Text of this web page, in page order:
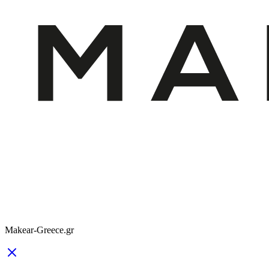
Makear-Greece.gr